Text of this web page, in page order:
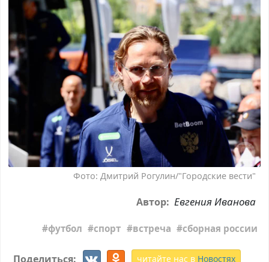
Фото: Дмитрий Рогулин/"Городские вести"
Автор: Евгения Иванова
футбол спорт встреча сборная россии
Поделиться: читайте нас в Новостях